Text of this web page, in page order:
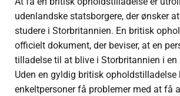
udenlandske statsborgere, der ønsker
studere i Storbritannien. En britisk
officielt dokument, der beviser, at en
tilladelse til at blive i Storbritannien i en
Uden en gyldig britisk opholdstilladelse
enkeltpersoner få problemer med at få